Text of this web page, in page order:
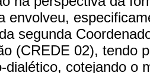
envolveu,
segunda
(CREDE 02), tendo
dialético, cotejando o